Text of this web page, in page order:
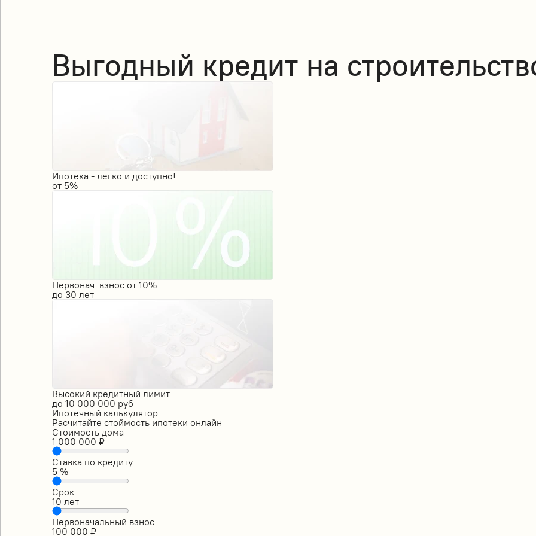
Выгодный кредит на
Ипотека - легко и доступно!
от 5%
Первонач. взнос от 10%
до 30 лет
Высокий кредитный лимит
до 10 000 000 руб
Ипотечный калькулятор
Расчитайте стоймость ипотеки онлайн
Стоимость дома
1 000 000 ₽
Ставка по кредиту
5 %
Срок
10 лет
Первоначальный взнос
100 000 ₽